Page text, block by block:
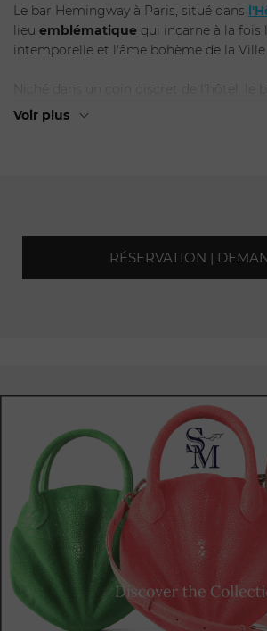
Le bar Hemingway à Paris, situé dans
lieu emblématique qui incarne à la fois
intemporelle et l'âme bohème de la
Niché dans un coin discret de l'hôtel, le
porte le nom de l'écrivain américain
patiné, crée un cadreintimepropice à la
supérieure.
classique intemporel tel qu'un Martini ou
laissiez tenter par une création unique,
vivre une expérience gustative
Mais le bar Hemingway est bien plus
dégustation
de cocktails raffinés. C'est
l'on peut retrouver l'esprit de l'écrivain
photographies, des souvenirs et des
liés ornent les murs, rappelant
l'influence
exercée sur la scènelittéraireet
Voir plus
RÉSERVATION |